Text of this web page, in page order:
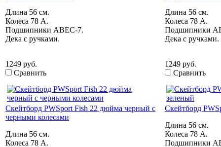
Длина 56 см.
Колеса 78 А.
Подшипники ABEC-7.
Дека с ручками.
1249 руб.
Сравнить
Длина 56 см.
Колеса 78 А.
Подшипники
Дека с ручками.
1249 руб.
Сравнить
Скейтборд PWSport Fish 22 дюйма черный с
черными колесами
Длина 56 см.
Колеса 78 А.
Скейтборд
Длина 56 см.
Колеса 78 А.
Подшипники